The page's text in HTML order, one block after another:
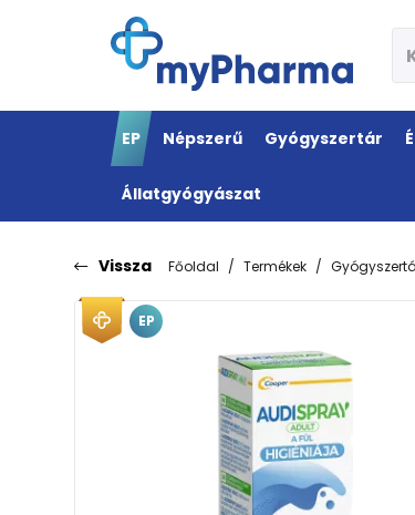
EP Népszerű Gyógyszertár
Állatgyógyászat
Vissza Főoldal Termékek
EP